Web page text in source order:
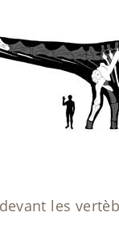
les